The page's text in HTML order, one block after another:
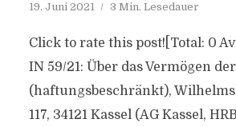
19. Juni 2021 3 Min. Lesedauer
Click to rate this post![Total: 0
IN 59/21: Über das Vermögen
(haftungsbeschränkt),
117, 34121 Kassel (AG Kassel,